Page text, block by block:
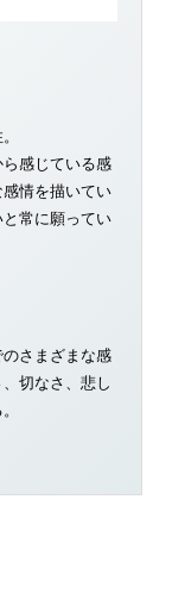
感じている感
情を描いてい
常に願ってい
さまざまな感
切なさ、悲し